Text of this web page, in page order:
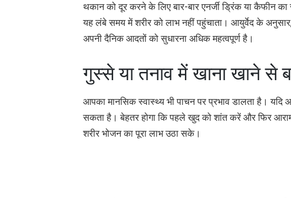
थकान को दूर करने के लिए बार-बार एनर्जी ड्रिंक या कैफीन
यह लंबे समय में शरीर को लाभ नहीं पहुंचाता। आयुर्वेद के
अपनी दैनिक आदतों को सुधारना अधिक महत्वपूर्ण है।
गुस्से या तनाव में खाना खाने से
आपका मानसिक स्वास्थ्य भी पाचन पर प्रभाव डालता है। यदि
सकता है। बेहतर होगा कि पहले खुद को शांत करें और फिर
शरीर भोजन का पूरा लाभ उठा सके।